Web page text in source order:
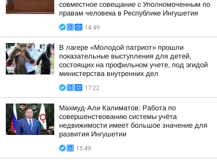
совместное совещание с Уполномоченным по
правам человека в Республике Ингушетия
14:49
В лагере «Молодой патриот» прошли
показательные выступления для детей,
состоящих на профильном учете, под эгидой
министерства внутренних дел
17:22
Махмуд-Али Калиматов: Работа по
совершенствованию системы учёта
недвижимости имеет большое значение для
развития Ингушетии
15:49